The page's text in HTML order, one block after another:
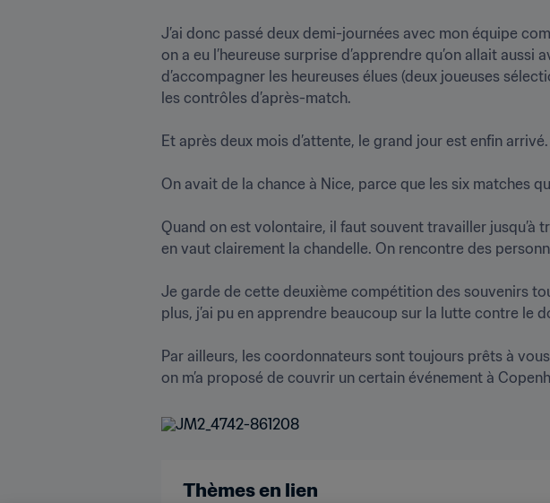
J’ai donc passé deux demi-journées avec mon équipe
on a eu l’heureuse surprise d’apprendre qu’on allait
d’accompagner les heureuses élues (deux joueuses
les contrôles d’après-match.
Et après deux mois d’attente, le grand jour est enfin arrivé.
On avait de la chance à Nice, parce que les six matches
Quand on est volontaire, il faut souvent travailler jusqu’à
en vaut clairement la chandelle. On rencontre des
Je garde de cette deuxième compétition des souvenirs
plus, j’ai pu en apprendre beaucoup sur la lutte contre le
Par ailleurs, les coordonnateurs sont toujours prêts à
on m’a proposé de couvrir un certain événement à
Thèmes en lien